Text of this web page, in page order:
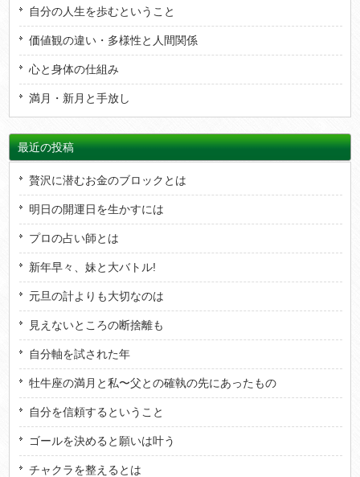
自分の人生を歩むということ
価値観の違い・多様性と人間関係
心と身体の仕組み
満月・新月と手放し
最近の投稿
贅沢に潜むお金のブロックとは
明日の開運日を生かすには
プロの占い師とは
新年早々、妹と大バトル!
元旦の計よりも大切なのは
見えないところの断捨離も
自分軸を試された年
牡牛座の満月と私〜父との確執の先にあったもの
自分を信頼するということ
ゴールを決めると願いは叶う
チャクラを整えるとは